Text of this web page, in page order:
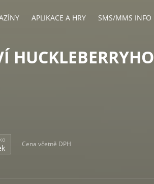
APLIKACE A HRY SMS/MMS INFO
HUCKLEBERRYHO
Cena včetně DPH